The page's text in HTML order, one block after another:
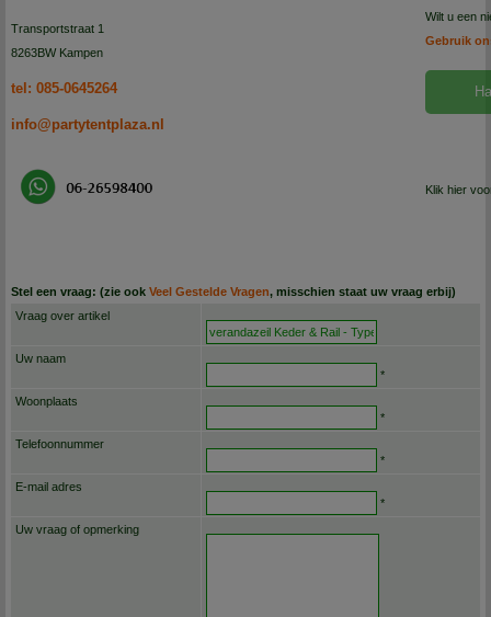
Transportstraat 1
8263BW Kampen
tel: 085-0645264
info@partytentplaza.nl
Wilt u een
Gebruik
Klik hier
Stel een vraag: (zie ook Veel Gestelde Vragen, misschien staat uw vraag erbij)
Vraag over artikel
Uw naam
*
Woonplaats
*
Telefoonnummer
*
E-mail adres
*
Uw vraag of opmerking